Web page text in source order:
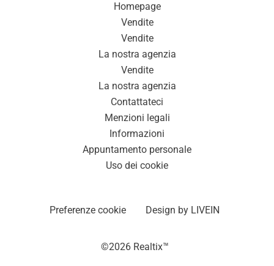
Homepage
Vendite
Vendite
La nostra agenzia
Vendite
La nostra agenzia
Contattateci
Menzioni legali
Informazioni
Appuntamento personale
Uso dei cookie
Preferenze cookie Design by LIVEIN
©2026 Realtix™